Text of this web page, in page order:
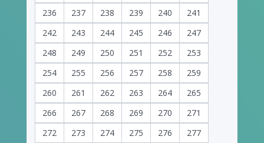
236
237 238 239 240
241
242
243 244 245 246
247
248
249 250 251 252
253
254
255 256 257 258
259
260
261 262 263 264
265
266
267 268 269 270
271
272
273 274 275 276
277